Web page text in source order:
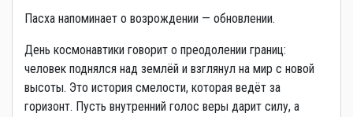
Пасха напоминает о возрождении — обновлении.
День космонавтики говорит о преодолении границ:
человек поднялся над землёй и взглянул на мир с новой
высоты. Это история смелости, которая ведёт за
горизонт. Пусть внутренний голос веры дарит силу, а